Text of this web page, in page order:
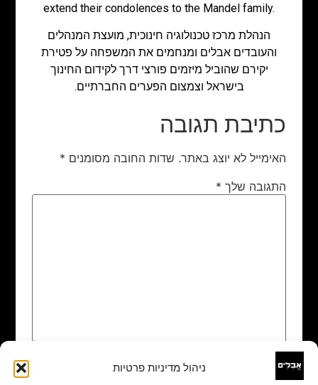
ניהול מדיניות פרטיות
extend their condolences to the Mandel family.
הנהלת מרכז טכנולוגיה חינוכית, מועצת המנהלים
והעובדים אבלים ומנחמים את המשפחה על פטירת
יקירם שהוביל מיזמים פורצי דרך לקידום החינוך
בישראל וצמצום הפערים החברתיים.
כתיבת תגובה
האימייל לא יוצג באתר. שדות החובה מסומנים *
התגובה שלך *
שם